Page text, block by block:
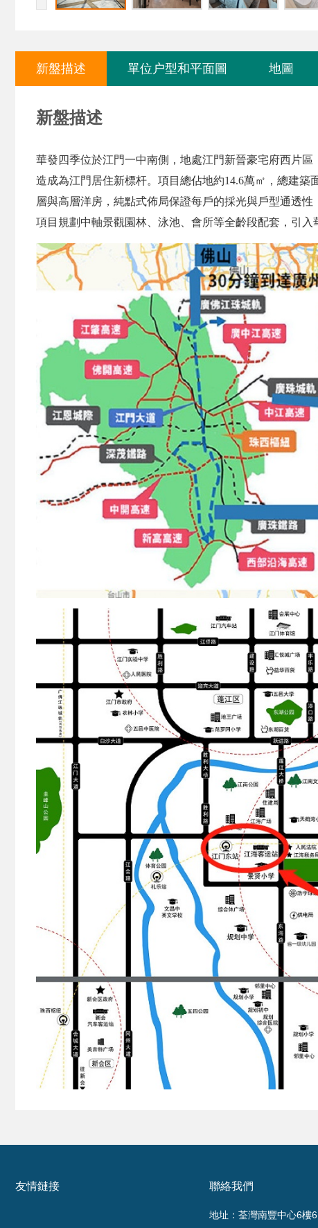
新盤描述 單位户型和平面圖 地圖
新盤描述
華發四季位於江門一中南側，地處江門新晉豪宅府西片
造成為江門居住新標杆。 項目總佔地約14.6萬㎡，總建築
層與高層洋房，純點式佈局保證每戶的採光與戶型通透
項目規劃中軸景觀園林、泳池、會所等全齡段配套，引入
友情鏈接 聯絡我們
地址：荃灣南豐中心6樓